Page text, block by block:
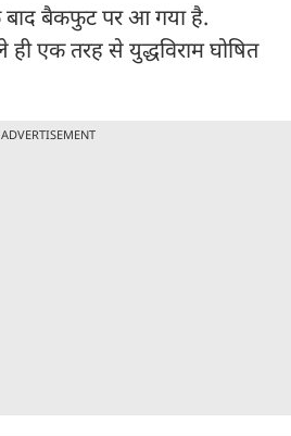
बाद बैकफुट पर आ गया है.
एक तरह से युद्धविराम घोषित
ADVERTISEMENT